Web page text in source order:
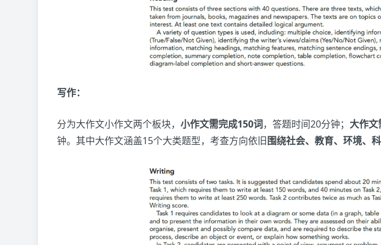
写作：
分为大作文小作文两个板块， 小作文需完成150词，答题时间20分钟； 大作
钟。其中大作文涵盖15个大类题型，考查方向依旧围绕社会、教育、环境、